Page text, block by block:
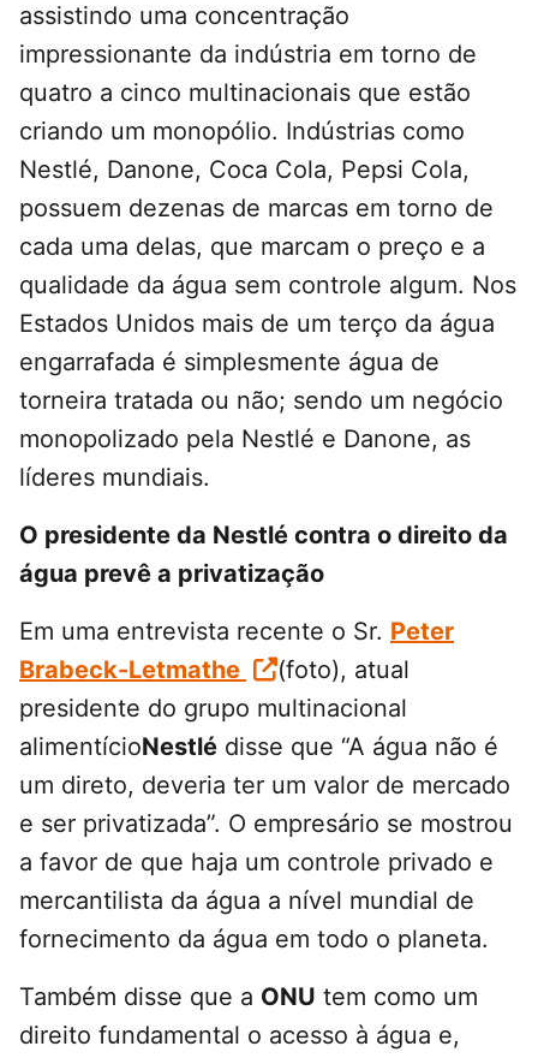
assistindo uma concentração
impressionante da indústria em torno de
quatro a cinco multinacionais que estão
criando um monopólio. Indústrias como
Nestlé, Danone, Coca Cola, Pepsi Cola,
possuem dezenas de marcas em torno de
cada uma delas, que marcam o preço e a
qualidade da água sem controle algum. Nos
Estados Unidos mais de um terço da água
engarrafada é simplesmente água de
torneira tratada ou não; sendo um negócio
monopolizado pela Nestlé e Danone, as
líderes mundiais.
O presidente da Nestlé contra o direito da
água prevê a privatização
Em uma entrevista recente o Sr. Peter
Brabeck-Letmathe
(foto), atual
presidente do grupo multinacional
alimentícioNestlé disse que “A água não é
um direto, deveria ter um valor de mercado
e ser privatizada”. O empresário se mostrou
a favor de que haja um controle privado e
mercantilista da água a nível mundial de
fornecimento da água em todo o planeta.
Também disse que a ONU tem como um
direito fundamental o acesso à água e,